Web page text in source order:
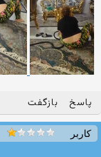
پاسخ بازگفت
کاربر